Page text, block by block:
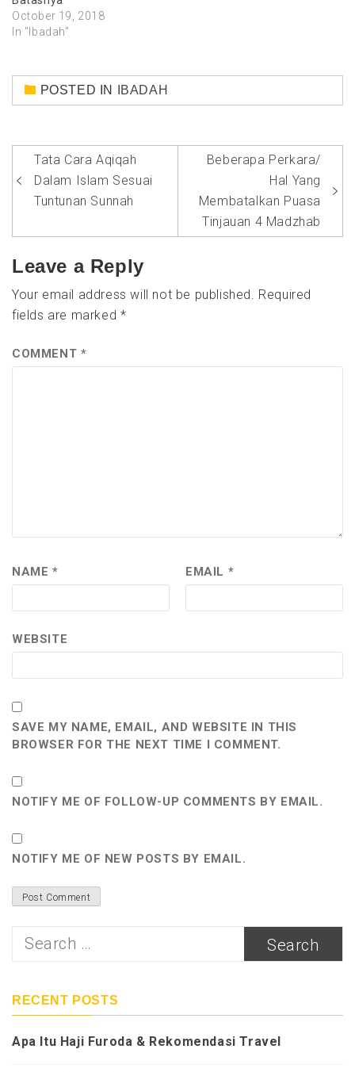
October 19, 2018
In "Ibadah"
POSTED IN IBADAH
Tata Cara Aqiqah
Dalam Islam Sesuai
Tuntunan Sunnah
Beberapa Perkara/
Hal Yang
Membatalkan Puasa
Tinjauan 4 Madzhab
Leave a Reply
Your email address will not be published.
Required
fields are marked *
COMMENT *
NAME * EMAIL *
WEBSITE
SAVE MY NAME, EMAIL, AND WEBSITE IN THIS
BROWSER FOR THE NEXT TIME I COMMENT.
NOTIFY ME OF FOLLOW-UP COMMENTS BY EMAIL.
NOTIFY ME OF NEW POSTS BY EMAIL.
RECENT POSTS
Apa Itu Haji Furoda & Rekomendasi Travel